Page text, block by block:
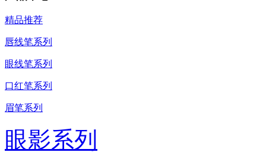
精品推荐
唇线笔系列
眼线笔系列
口红笔系列
眉笔系列
眼影系列